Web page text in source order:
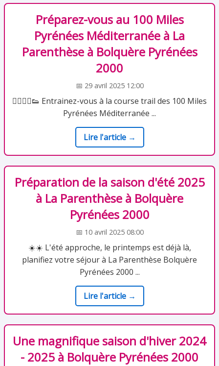
Préparez-vous au 100 Miles
Pyrénées Méditerranée à La
Parenthèse à Bolquère Pyrénées
2000
📅 29 avril 2025 12:00
🏃‍♀🏃‍♂️👟️ Entrainez-vous à la course trail des 100 Miles
Pyrénées Méditerranée ...
Lire l'article →
Préparation de la saison d'été 2025
à La Parenthèse à Bolquère
Pyrénées 2000
📅 10 avril 2025 08:00
☀️☀️ L'été approche, le printemps est déjà là,
planifiez votre séjour à La Parenthèse Bolquère
Pyrénées 2000 ...
Lire l'article →
Une magnifique saison d'hiver 2024
- 2025 à Bolquère Pyrénées 2000